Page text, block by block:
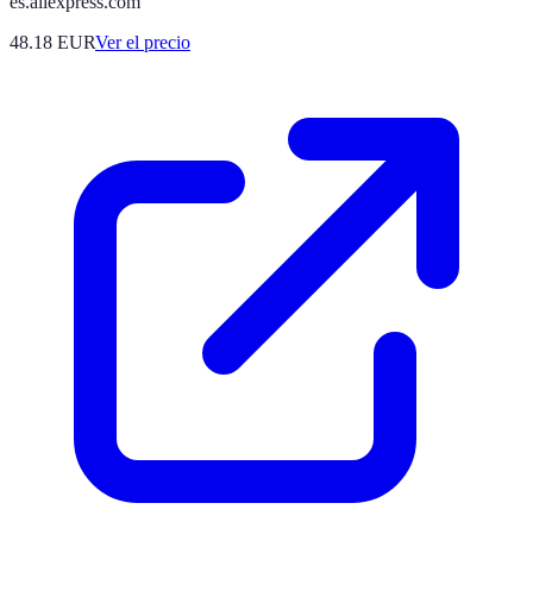
48.18 EURVer el precio